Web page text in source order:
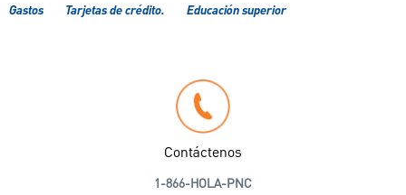
Gastos Tarjetas de crédito. Educación superior
Contáctenos
1-866-HOLA-PNC